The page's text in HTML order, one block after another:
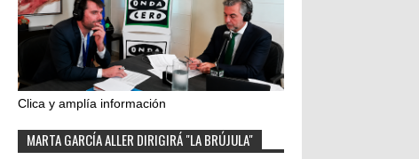
Clica y amplía información
MARTA GARCÍA ALLER DIRIGIRÁ "LA BRÚJULA"